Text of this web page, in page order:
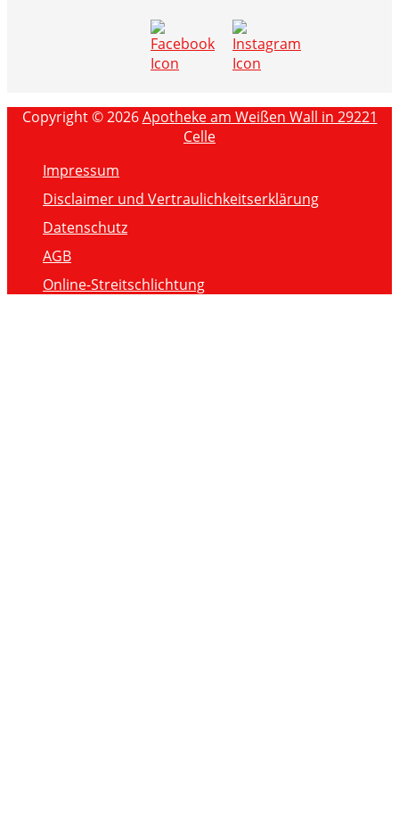
Copyright © 2026Apotheke am Weißen Wall in 29221
Celle
Impressum
Disclaimer und Vertraulichkeitserklärung
Datenschutz
AGB
Online-Streitschlichtung